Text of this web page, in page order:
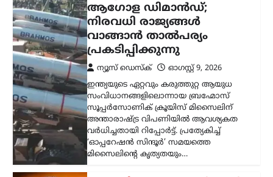
മഴക്കെടുതി: 121 കോടി
രൂപയുടെ കൃഷിനാശം;
കർഷകർക്ക് സഹായം
ഉറപ്പെന്ന് മന്ത്രി ടി. സിദ്ദിഖ്
ന്യൂസ് ഡെസ്ക്
ഓഗസ്റ്റ്‌ 9, 2026
സംസ്ഥാനത്തെ ശക്തമായ മഴയും
വെള്ളപ്പൊക്കവും മൂലം കൃഷി മേഖലയിൽ
121 കോടി രൂപയുടെ നഷ്ടമുണ്ടായതായി
കൃഷിമന്ത്രി ടി. സിദ്ദിഖ് അറിയിച്ചു.
മഴക്കെടുതിയിൽ 9,332 ഹെക്ടർ
സ്ഥലത്തെ കൃഷി…